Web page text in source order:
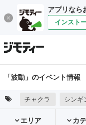
アプリなら
インスト
「波動」のイベント情報
チャクラ シンギ
エリア カ